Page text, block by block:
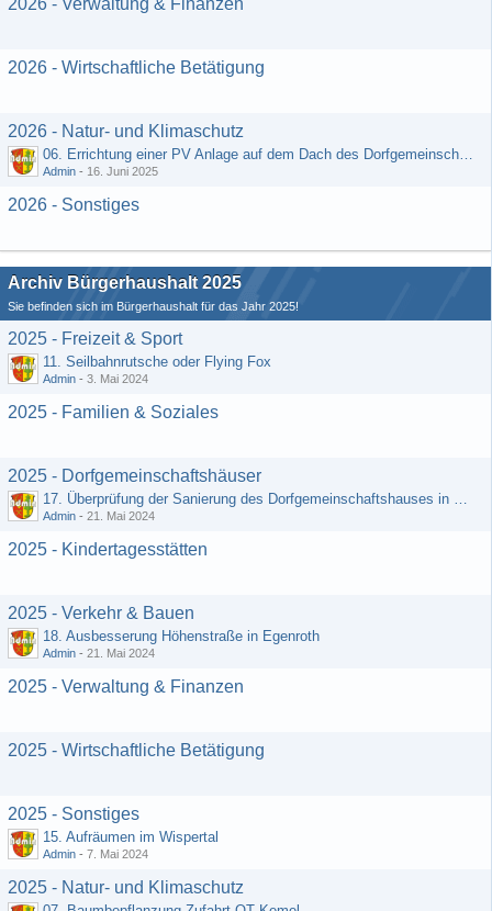
2026 - Verwaltung & Finanzen
2026 - Wirtschaftliche Betätigung
2026 - Natur- und Klimaschutz
06. Errichtung einer PV Anlage auf dem Dach des Dorfgemeinschaftshauses
Admin - 16. Juni 2025
2026 - Sonstiges
Archiv Bürgerhaushalt 2025
Sie befinden sich im Bürgerhaushalt für das Jahr 2025!
2025 - Freizeit & Sport
11. Seilbahnrutsche oder Flying Fox
Admin - 3. Mai 2024
2025 - Familien & Soziales
2025 - Dorfgemeinschaftshäuser
17. Überprüfung der Sanierung des Dorfgemeinschaftshauses in Egenroth
Admin - 21. Mai 2024
2025 - Kindertagesstätten
2025 - Verkehr & Bauen
18. Ausbesserung Höhenstraße in Egenroth
Admin - 21. Mai 2024
2025 - Verwaltung & Finanzen
2025 - Wirtschaftliche Betätigung
2025 - Sonstiges
15. Aufräumen im Wispertal
Admin - 7. Mai 2024
2025 - Natur- und Klimaschutz